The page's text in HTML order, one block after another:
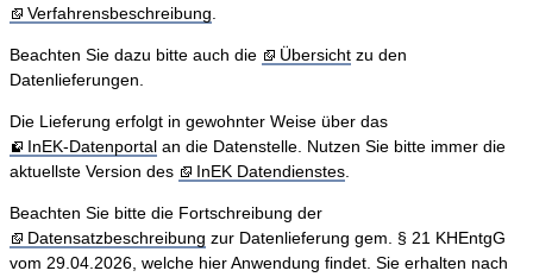
Verfahrensbeschreibung.
Beachten Sie dazu bitte auch die Übersicht zu den
Datenlieferungen.
Die Lieferung erfolgt in gewohnter Weise über das
InEK-Datenportal an die Datenstelle. Nutzen Sie bitte immer die
aktuellste Version des
InEK Datendienstes.
Beachten Sie bitte die Fortschreibung der
Datensatzbeschreibung zur Datenlieferung gem. § 21 KHEntgG
vom 29.04.2026, welche hier Anwendung findet. Sie erhalten nach